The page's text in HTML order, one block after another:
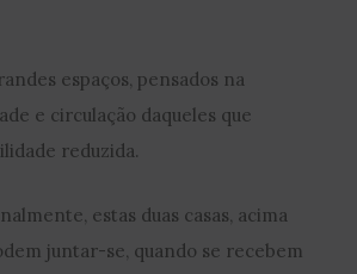
espaços, pensados na
e circulação daqueles que
reduzida.
estas duas casas, acima
juntar-se, quando se recebem